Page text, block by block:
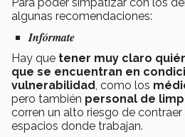
Para poder simpatizar con los
algunas recomendaciones:
Infórmate
Hay que tener muy claro
que se encuentran en
vulnerabilidad, como los
pero también personal de
corren un alto riesgo de
espacios donde trabajan.